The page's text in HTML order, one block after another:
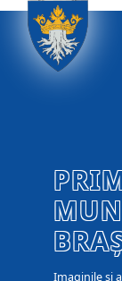
Imaginile și